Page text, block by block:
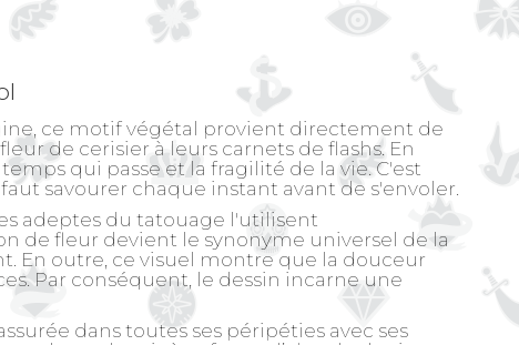
ce motif végétal provient directement de
de cerisier à leurs carnets de flashs. En
qui passe et la fragilité de la vie. C'est
savourer chaque instant avant de s'envoler.
adeptes du tatouage l'utilisent
de fleur devient le synonyme universel de la
En outre, ce visuel montre que la douceur
Par conséquent, le dessin incarne une
dans toutes ses péripéties avec ses